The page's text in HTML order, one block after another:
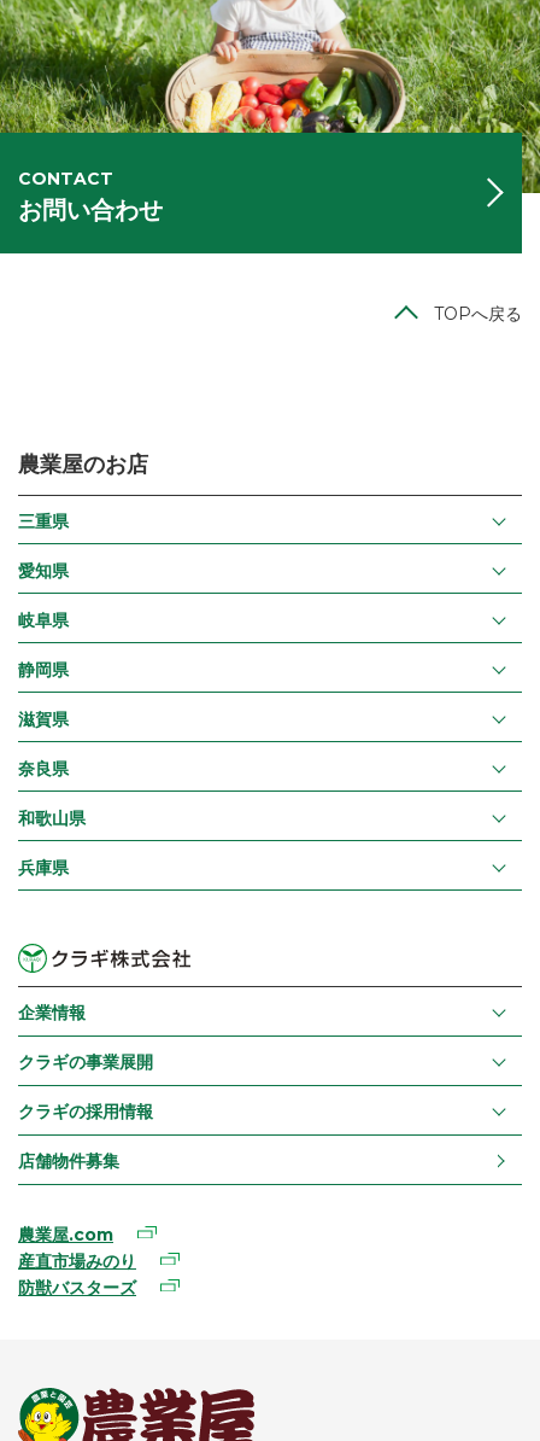
CONTACT
お問い合わせ
TOPへ戻る
農業屋のお店
三重県
愛知県
岐阜県
静岡県
滋賀県
奈良県
和歌山県
兵庫県
企業情報
クラギの事業展開
クラギの採用情報
店舗物件募集
農業屋.com
産直市場みのり
防獣バスターズ